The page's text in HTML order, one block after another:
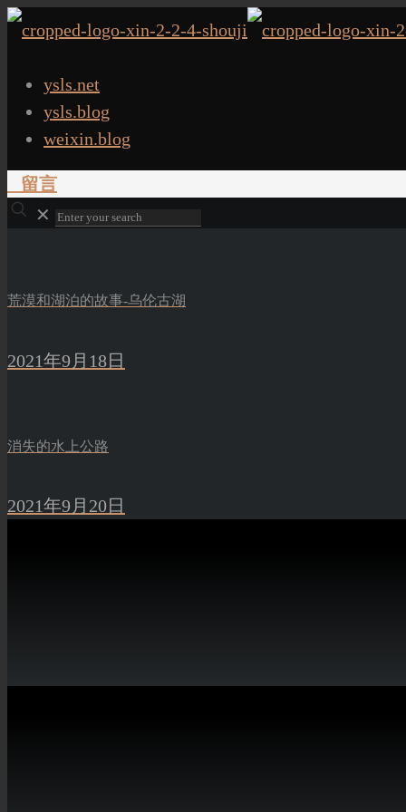
ysls.net
ysls.blog
weixin.blog
留言
✕
荒漠和湖泊的故事-乌伦古湖
2021年9月18日
消失的水上公路
2021年9月20日